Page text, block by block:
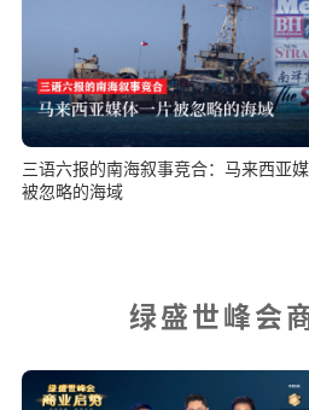
三语六报的南海叙事竞合：马来西亚
被忽略的海域
绿盛世峰会